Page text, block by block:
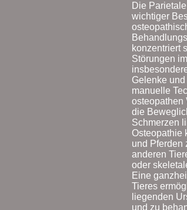
Die
wichtiger
konzentriert
Störungen
Gelenke
manuelle
osteopathen
die
Schmerzen
Osteopathie
und Pferden
anderen
oder
Eine
Tieres
liegenden
und zu